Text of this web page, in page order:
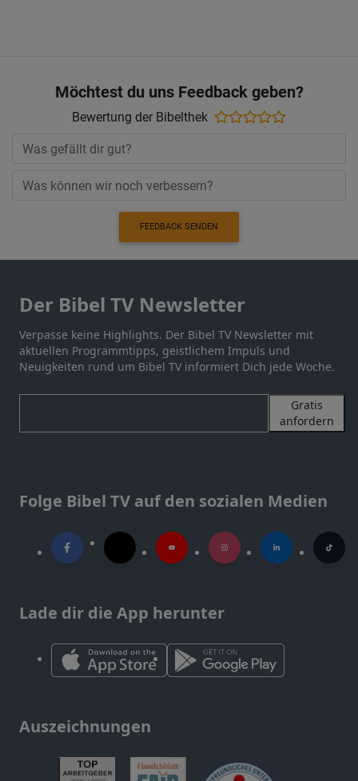
Möchtest du uns Feedback geben?
Bewertung der Bibelthek
FEEDBACK SENDEN
Der Bibel TV Newsletter
Verpasse keine Highlights. Der Bibel TV Newsletter mit
aktuellen Programmtipps, geistlichem Impuls und
Neuigkeiten rund um Bibel TV informiert Dich jede Woche.
Gratis
anfordern
Folge Bibel TV auf den sozialen Medien
Lade dir die App herunter
Auszeichnungen